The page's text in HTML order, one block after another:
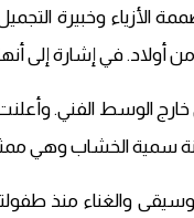
الوسط الفني.
والغناء منذ